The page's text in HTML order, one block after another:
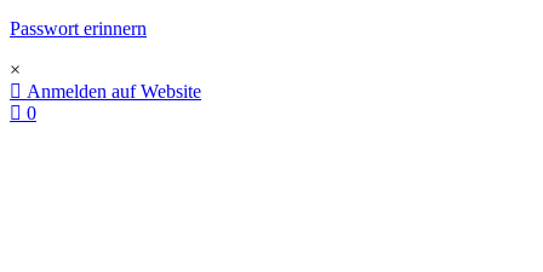
Passwort erinnern
×
Anmelden auf Website
0